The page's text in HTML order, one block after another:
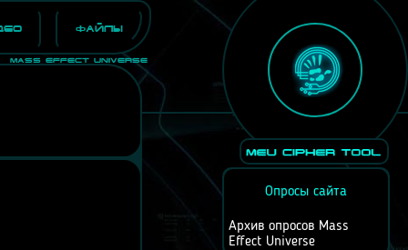
Mass Effect Universe
Файлы
Опросы сайта
Архив опросов Mass
Effect Universe